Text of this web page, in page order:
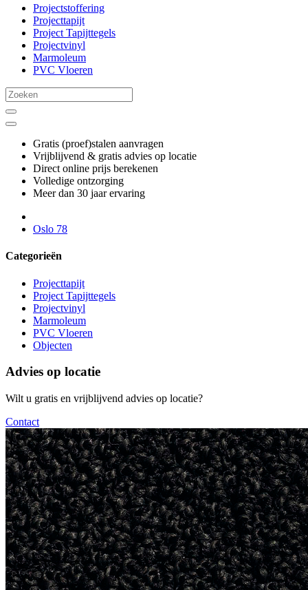
Projectstoffering
Projecttapijt
Project Tapijttegels
Projectvinyl
Marmoleum
PVC Vloeren
Gratis (proef)stalen aanvragen
Vrijblijvend & gratis advies op locatie
Direct online prijs berekenen
Volledige ontzorging
Meer dan 30 jaar ervaring
Oslo 78
Categorieën
Projecttapijt
Project Tapijttegels
Projectvinyl
Marmoleum
PVC Vloeren
Objecten
Advies op locatie
Wilt u gratis en vrijblijvend advies op locatie?
Contact